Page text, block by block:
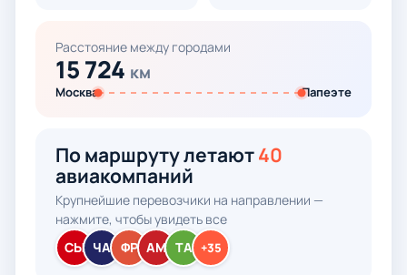
Расстояние между городами
15 724 км
Москва Папеэте
По маршруту летают40
авиакомпаний
Крупнейшие перевозчики на направлении —
нажмите, чтобы увидеть все
СЫ ЧА ФР АМ ТА +35